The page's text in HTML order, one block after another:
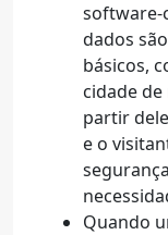
software-
dados
básicos,
cidade
partir
e o
Quando